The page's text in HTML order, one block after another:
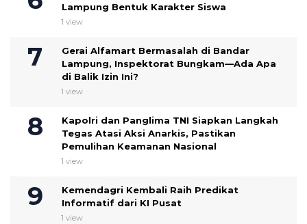
Lampung Bentuk Karakter Siswa
1 view
Gerai Alfamart Bermasalah di Bandar
Lampung, Inspektorat Bungkam—Ada Apa
di Balik Izin Ini?
1 view
Kapolri dan Panglima TNI Siapkan Langkah
Tegas Atasi Aksi Anarkis, Pastikan
Pemulihan Keamanan Nasional
1 view
Kemendagri Kembali Raih Predikat
Informatif dari KI Pusat
1 view